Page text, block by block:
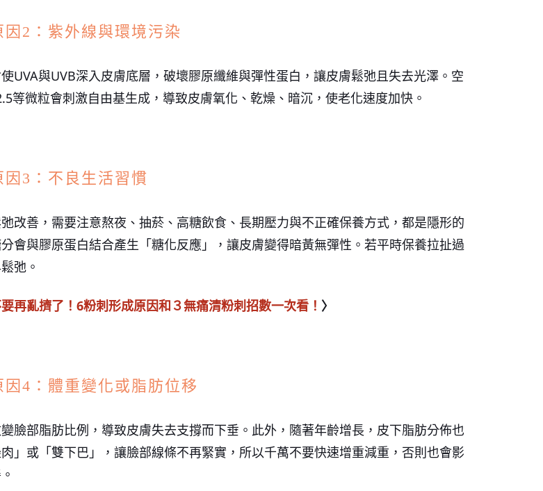
2：紫外線與環境污染
UVA與UVB深入皮膚底層，破壞膠原纖維與彈性蛋白，讓皮膚鬆弛且失去光澤。空
等微粒會刺激自由基生成，導致皮膚氧化、乾燥、暗沉，使老化速度加快。
3：不良生活習慣
改善，需要注意熬夜、抽菸、高糖飲食、長期壓力與不正確保養方式，都是隱形的
分會與膠原蛋白結合產生「糖化反應」，讓皮膚變得暗黃無彈性。若平時保養拉扯過
弛。
再亂擠了！ 6粉刺形成原因和３無痛清粉刺招數一次看！ 〉
4：體重變化或脂肪位移
臉部脂肪比例，導致皮膚失去支撐而下垂。此外，隨著年齡增長，皮下脂肪分佈也
」或「雙下巴」，讓臉部線條不再緊實，所以千萬不要快速增重減重，否則也會影